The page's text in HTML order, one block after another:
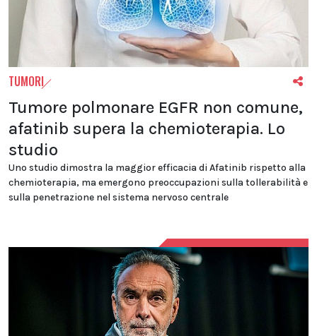
TUMORI
Tumore polmonare EGFR non comune,
afatinib supera la chemioterapia. Lo
studio
Uno studio dimostra la maggior efficacia di Afatinib rispetto alla
chemioterapia, ma emergono preoccupazioni sulla tollerabilità e
sulla penetrazione nel sistema nervoso centrale